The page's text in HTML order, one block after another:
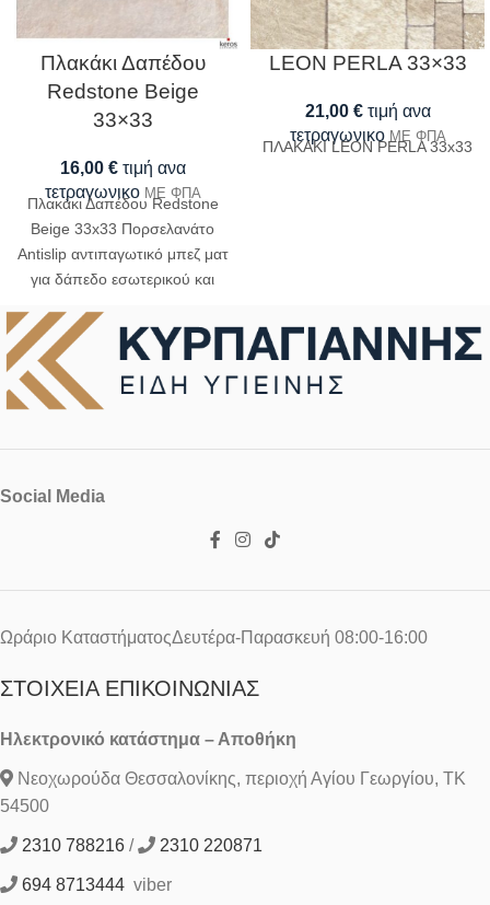
Πλακάκι Δαπέδου
Redstone Beige
33×33
16,00 €τιμή ανα
τετραγωνικο ΜΕ ΦΠΑ
Πλακάκι Δαπέδου Redstone
Beige 33x33 Πορσελανάτο
Antislip αντιπαγωτικό μπεζ ματ
για δάπεδο εσωτερικού και
LEON PERLA 33×33
21,00 €τιμή ανα
τετραγωνικο ΜΕ ΦΠΑ
ΠΛΑΚΑΚΙ LEON PERLA 33x33
Social Media
Ωράριο ΚαταστήματοςΔευτέρα-Παρασκευή 08:00-16:00
ΣΤΟΙΧΕΊΑ ΕΠΙΚΟΙΝΩΝΊΑΣ
Ηλεκτρονικό κατάστημα – Αποθήκη
Νεοχωρούδα Θεσσαλονίκης, περιοχή Αγίου Γεωργίου, ΤΚ
54500
2310 788216 / 2310 220871
694 8713444 viber